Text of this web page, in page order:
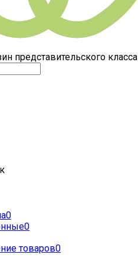
представительского класса
0
0
товаров0